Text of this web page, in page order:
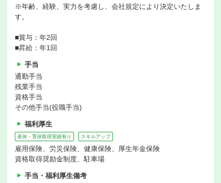
※年齢、経験、実力を考慮し、会社規定により決定いたしま
す。
■賞与：年2回
■昇給：年1回
手当
通勤手当
残業手当
資格手当
その他手当(役職手当)
福利厚生
産休・育休取得実績有り スキルアップ
雇用保険、労災保険、健康保険、厚生年金保険
資格取得奨励金制度、駐車場
手当・福利厚生備考